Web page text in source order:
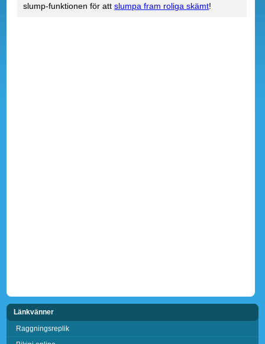
slump-funktionen för attslumpa fram roliga skämt!
Länkvänner
Raggningsreplik